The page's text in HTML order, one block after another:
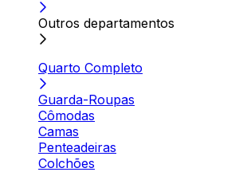
Outros departamentos
Quarto Completo
Guarda-Roupas
Cômodas
Camas
Penteadeiras
Colchões